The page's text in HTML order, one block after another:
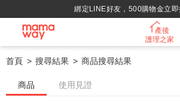
綁定LINE好友，500購物金立即
產後
護理之家
首頁 搜尋結果 商品搜尋結果
商品 使用見證